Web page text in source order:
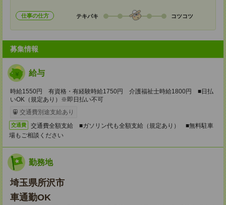
仕事の仕方 テキパキ コツコツ
募集情報
給与
時給1550円 有資格・有経験時給1750円 介護福祉士時給1800円 ■日払
いOK（規定あり）※即日払い不可
交通費別途支給あり
交通費
交通費全額支給 ■ガソリン代も全額支給（規定あり） ■無料駐車
場もご相談ください
勤務地
埼玉県所沢市
車通勤OK